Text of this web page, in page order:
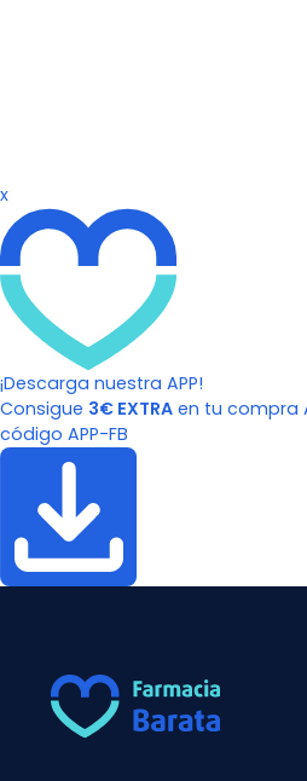
x
¡Descarga nuestra APP!
Consigue 3€ EXTRA en tu compra
código APP-FB